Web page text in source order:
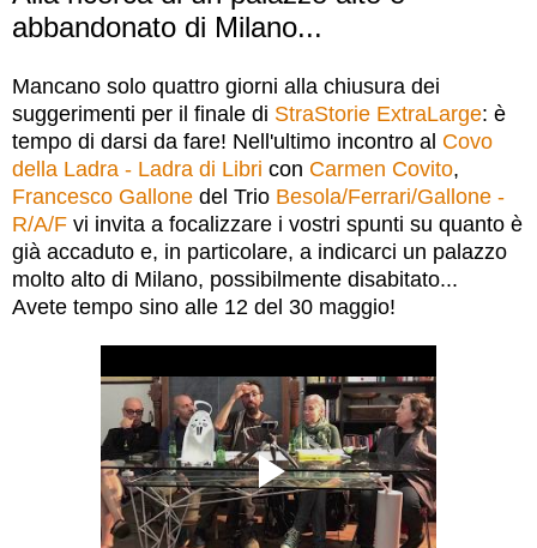
abbandonato di Milano...
Mancano solo quattro giorni alla chiusura dei
suggerimenti per il finale di StraStorie ExtraLarge: è
tempo di darsi da fare! Nell'ultimo incontro al Covo
della Ladra - Ladra di Libri con Carmen Covito,
Francesco Gallone del Trio Besola/Ferrari/Gallone -
R/A/F vi invita a focalizzare i vostri spunti su quanto è
già accaduto e, in particolare, a indicarci un palazzo
molto alto di Milano, possibilmente disabitato...
Avete tempo sino alle 12 del 30 maggio!